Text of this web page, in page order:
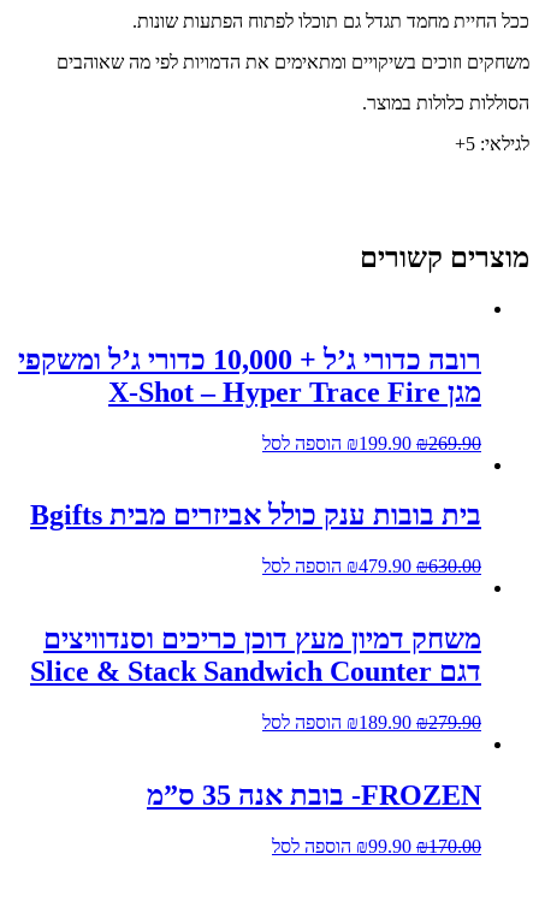
החיית מחמד תגדל גם תוכלו לפתוח הפתעות שונות.
וזוכים בשיקויים ומתאימים את הדמויות לפי מה שאוהבים
כלולות במוצר.
5+
קשורים
רובה כדורי ג’ל + 10,000 כדורי ג’ל ומשקפי
מגן X-Shot – Hyper Trace Fire
₪269.90
₪199.90 הוספה לסל
בית בובות ענק כולל אביזרים מבית Bgifts
₪630.00
₪479.90 הוספה לסל
משחק דמיון מעץ דוכן כריכים וסנדוויצים
דגם Slice & Stack Sandwich Counter
₪279.90
₪189.90 הוספה לסל
FROZEN- בובת אנה 35 ס”מ
₪170.00
₪99.90 הוספה לסל